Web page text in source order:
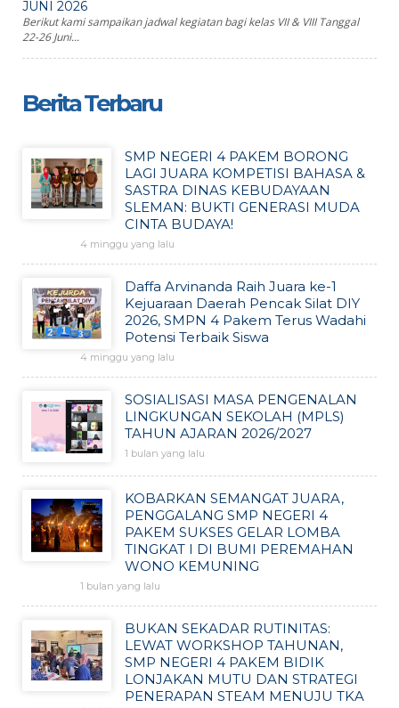
JUNI 2026
Berikut kami sampaikan jadwal kegiatan bagi kelas VII & VIII Tanggal
22-26 Juni...
Berita Terbaru
SMP NEGERI 4 PAKEM BORONG
LAGI JUARA KOMPETISI BAHASA &
SASTRA DINAS KEBUDAYAAN
SLEMAN: BUKTI GENERASI MUDA
CINTA BUDAYA!
4 minggu yang lalu
Daffa Arvinanda Raih Juara ke-1
Kejuaraan Daerah Pencak Silat DIY
2026, SMPN 4 Pakem Terus Wadahi
Potensi Terbaik Siswa
4 minggu yang lalu
SOSIALISASI MASA PENGENALAN
LINGKUNGAN SEKOLAH (MPLS)
TAHUN AJARAN 2026/2027
1 bulan yang lalu
KOBARKAN SEMANGAT JUARA,
PENGGALANG SMP NEGERI 4
PAKEM SUKSES GELAR LOMBA
TINGKAT I DI BUMI PEREMAHAN
WONO KEMUNING
1 bulan yang lalu
BUKAN SEKADAR RUTINITAS:
LEWAT WORKSHOP TAHUNAN,
SMP NEGERI 4 PAKEM BIDIK
LONJAKAN MUTU DAN STRATEGI
PENERAPAN STEAM MENUJU TKA